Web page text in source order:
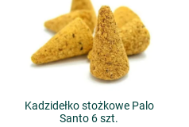
Kadzidełko stożkowe Palo
Santo 6 szt.